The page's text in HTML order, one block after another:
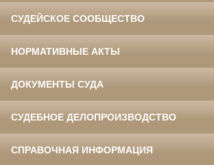
СУДЕЙСКОЕ СООБЩЕСТВО
НОРМАТИВНЫЕ АКТЫ
ДОКУМЕНТЫ СУДА
СУДЕБНОЕ ДЕЛОПРОИЗВОДСТВО
СПРАВОЧНАЯ ИНФОРМАЦИЯ